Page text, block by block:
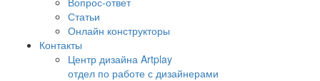
Статьи
Онлайн конструкторы
Контакты
Центр дизайна Artplay
отдел по работе с дизайнерами